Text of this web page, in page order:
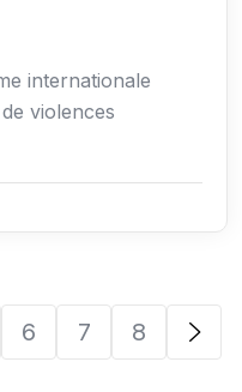
internationale
violences
6 7 8